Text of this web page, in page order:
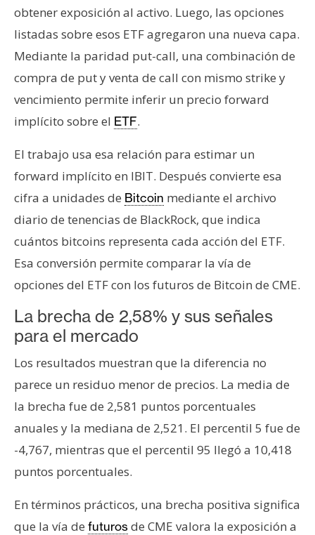
obtener exposición al activo. Luego, las opciones
listadas sobre esos ETF agregaron una nueva capa.
Mediante la paridad put-call, una combinación de
compra de put y venta de call con mismo strike y
vencimiento permite inferir un precio forward
implícito sobre el ETF.
El trabajo usa esa relación para estimar un
forward implícito en IBIT. Después convierte esa
cifra a unidades de Bitcoin mediante el archivo
diario de tenencias de BlackRock, que indica
cuántos bitcoins representa cada acción del ETF.
Esa conversión permite comparar la vía de
opciones del ETF con los futuros de Bitcoin de CME.
La brecha de 2,58% y sus señales
para el mercado
Los resultados muestran que la diferencia no
parece un residuo menor de precios. La media de
la brecha fue de 2,581 puntos porcentuales
anuales y la mediana de 2,521. El percentil 5 fue de
-4,767, mientras que el percentil 95 llegó a 10,418
puntos porcentuales.
En términos prácticos, una brecha positiva significa
que la vía de futurosde CME valora la exposición a